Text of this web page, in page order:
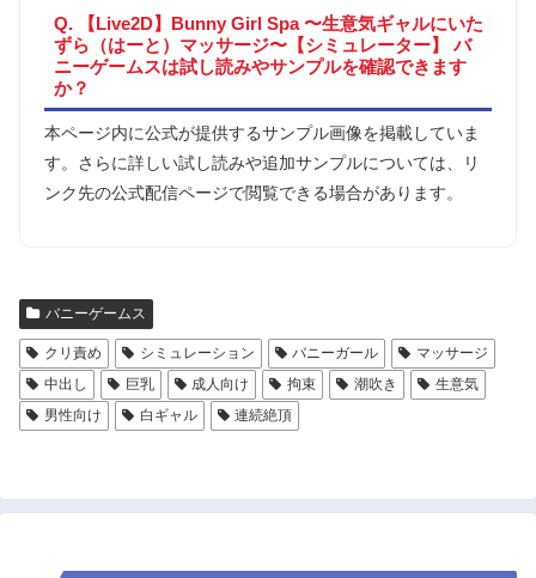
Q. 【Live2D】Bunny Girl Spa 〜生意気ギャルにいた
ずら（はーと）マッサージ〜【シミュレーター】 バ
ニーゲームスは試し読みやサンプルを確認できます
か？
本ページ内に公式が提供するサンプル画像を掲載していま
す。さらに詳しい試し読みや追加サンプルについては、リ
ンク先の公式配信ページで閲覧できる場合があります。
バニーゲームス
クリ責め シミュレーション バニーガール
マッサージ
中出し
巨乳 成人向け 拘束 潮吹き
生意気
男性向け
白ギャル 連続絶頂